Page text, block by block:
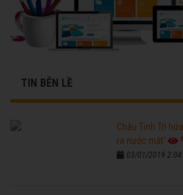
TIN BÊN LỀ
Châu Tinh Trì
ra nước mắt'
03/01/2019